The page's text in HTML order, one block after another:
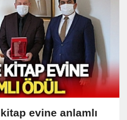
evine anlamlı